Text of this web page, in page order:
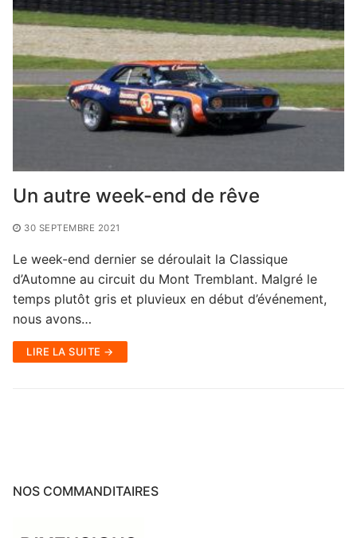
Un autre week-end de rêve
30 SEPTEMBRE 2021
Le week-end dernier se déroulait la Classique
d’Automne au circuit du Mont Tremblant. Malgré le
temps plutôt gris et pluvieux en début d’événement,
nous avons…
LIRE LA SUITE →
NOS COMMANDITAIRES